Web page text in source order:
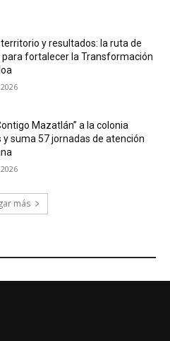
y resultados: la ruta de
para fortalecer la Transformación
Mazatlán” a la colonia
y suma 57 jornadas de atención
más